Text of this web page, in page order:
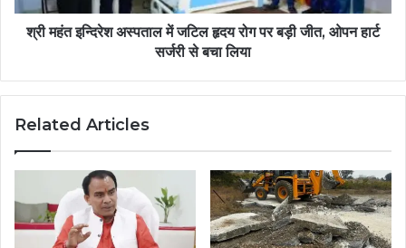
श्री महंत इन्दिरेश अस्पताल में जटिल हृदय रोग पर बड़ी जीत, ओपन हार्ट
सर्जरी से बचा लिया
Related Articles